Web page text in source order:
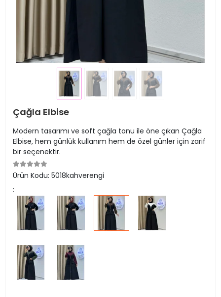
Çağla Elbise
Modern tasarımı ve soft çağla tonu ile öne çıkan Çağla
Elbise, hem günlük kullanım hem de özel günler için zarif
bir seçenektir.
Ürün Kodu: 5018kahverengi
: